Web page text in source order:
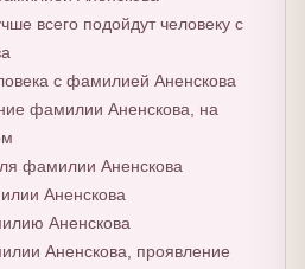
всего подойдут человеку с
с фамилией Аненскова
фамилии Аненскова, на
фамилии Аненскова
Аненскова
Аненскова
Аненскова, проявление